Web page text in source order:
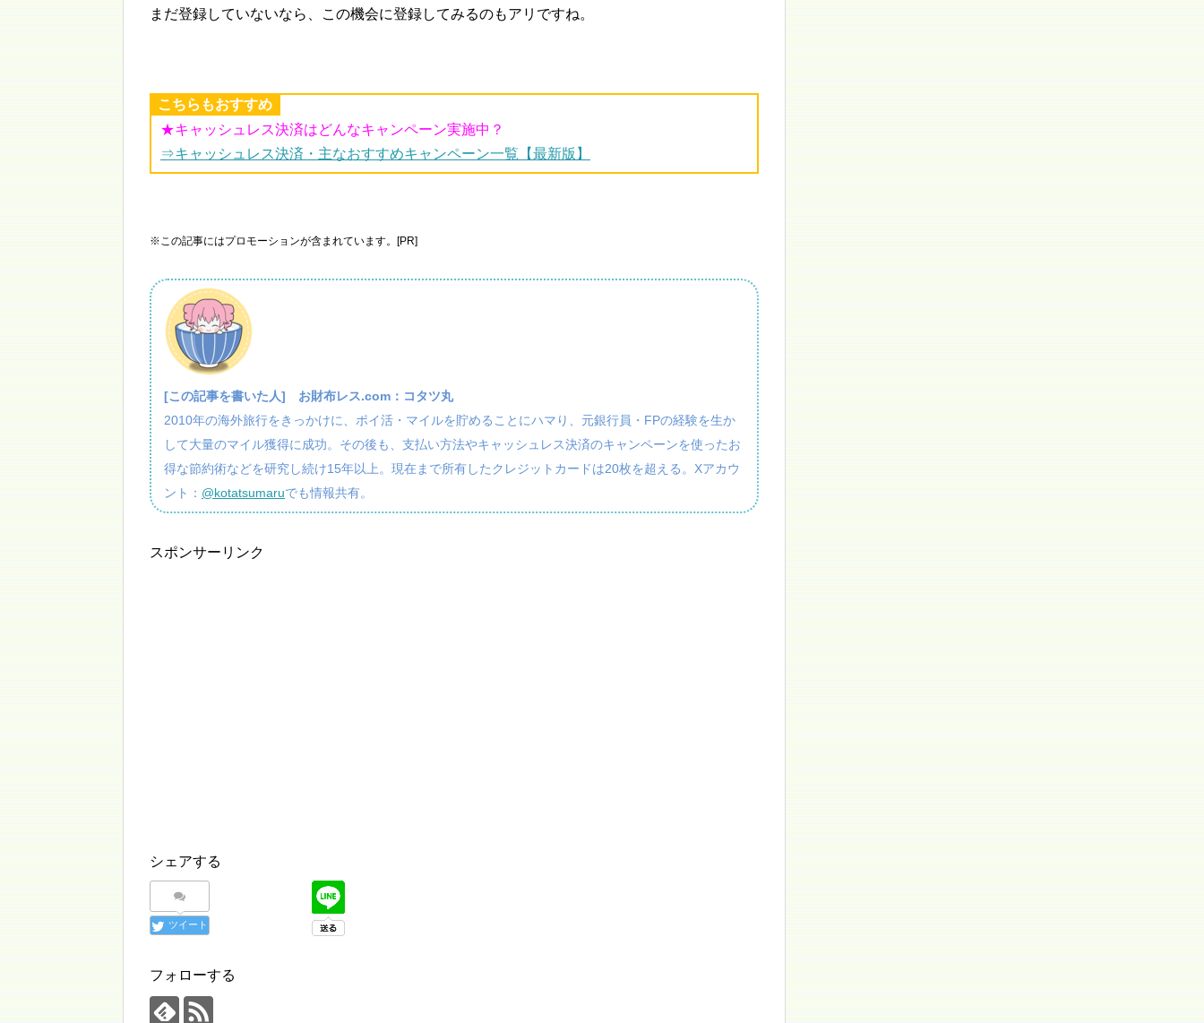
まだ登録していないなら、この機会に登録してみるのもアリですね。
こちらもおすすめ
★キャッシュレス決済はどんなキャンペーン実施中？
⇒キャッシュレス決済・主なおすすめキャンペーン一覧【最新版】
※この記事にはプロモーションが含まれています。[PR]
[この記事を書いた人] お財布レス.com：コタツ丸
2010年の海外旅行をきっかけに、ポイ活・マイルを貯めることにハマり、元銀行員・FPの経験を生か
して大量のマイル獲得に成功。その後も、支払い方法やキャッシュレス決済のキャンペーンを使ったお
得な節約術などを研究し続け15年以上。現在まで所有したクレジットカードは20枚を超える。Xアカウ
ント： @kotatsumaruでも情報共有。
スポンサーリンク
シェアする
ツイート
フォローする